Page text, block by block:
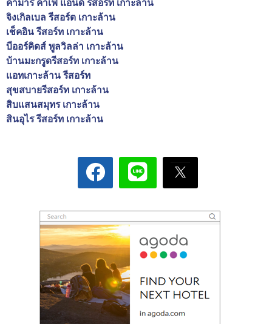
คามารี คาเฟ่ แอนด์ รีสอร์ท เกาะล้าน
จิงเกิลเบล รีสอร์ต เกาะล้าน
เช็คอิน รีสอร์ท เกาะล้าน
บีออร์คิดส์ พูลวิลล่า เกาะล้าน
บ้านมะกรูดรีสอร์ท เกาะล้าน
แอทเกาะล้าน รีสอร์ท
สุขสบายรีสอร์ท เกาะล้าน
สิบแสนสมุทร เกาะล้าน
สินอุไร รีสอร์ท เกาะล้าน